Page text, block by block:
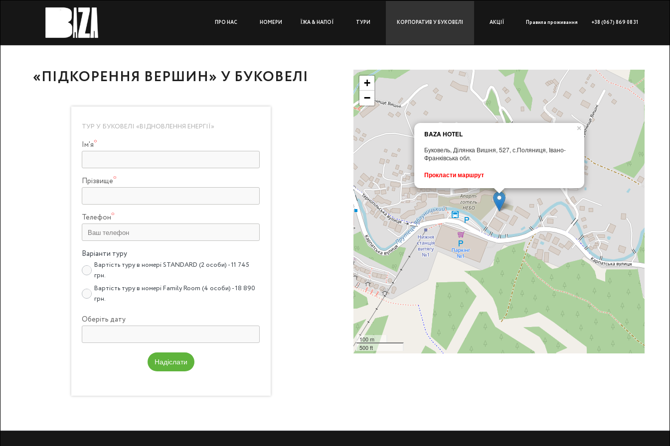
ПРО НАС НОМЕРИ ЇЖА & НАПОЇ ТУРИ КОРПОРАТИВ У БУКОВЕЛІ АКЦІЇ Правила проживання +38 (067) 869 08 31
«ПІДКОРЕННЯ ВЕРШИН» У БУКОВЕЛІ
ТУР У БУКОВЕЛІ «ВІДНОВЛЕННЯ ЕНЕРГІЇ»
Ім'я
Прізвище
Телефон
Варіанти туру
Вартість туру в номері STANDARD (2 особи) - 11 745
грн.
Вартість туру в номері Family Room (4 особи) - 18 890
грн.
Оберіть дату
Надіслати
BAZA HOTEL
Буковель, Ділянка Вишня, 527, с.Поляниця, Івано-
Франківська обл.
Прокласти маршрут
×
+
−
100 m
500 ft